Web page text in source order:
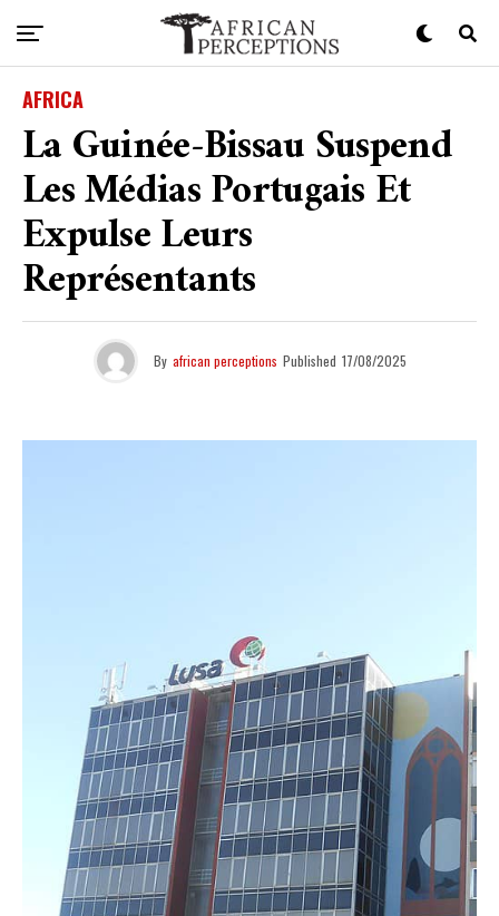
AFRICA
La Guinée-Bissau Suspend
Les Médias Portugais Et
Expulse Leurs
Représentants
By african perceptions Published 17/08/2025